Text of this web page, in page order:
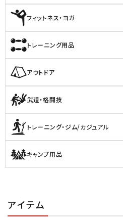
フィットネス・ヨガ
トレーニング用品
アウトドア
武道・格闘技
トレーニング・ジム/カジュアル
キャンプ用品
アイテム